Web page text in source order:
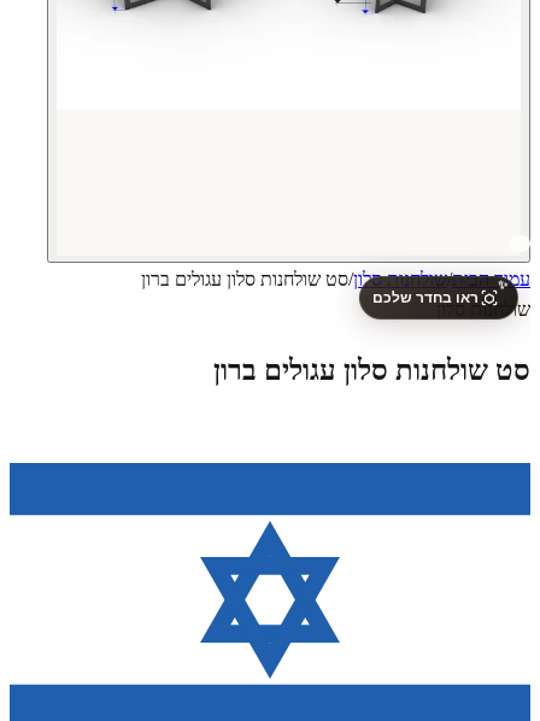
✨
ראו בחדר שלכם
עמוד הבית/שולחנות סלון/סט שולחנות סלון עגולים ברון
שולחנות סלון
סט שולחנות סלון עגולים ברון